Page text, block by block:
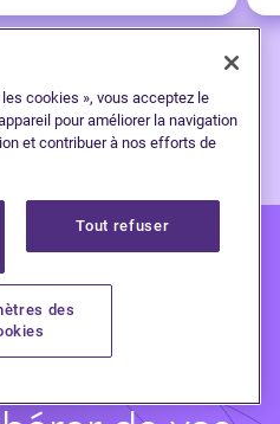
cookies », vous acceptez le
pour améliorer la navigation
et contribuer à nos efforts de
Tout refuser
des